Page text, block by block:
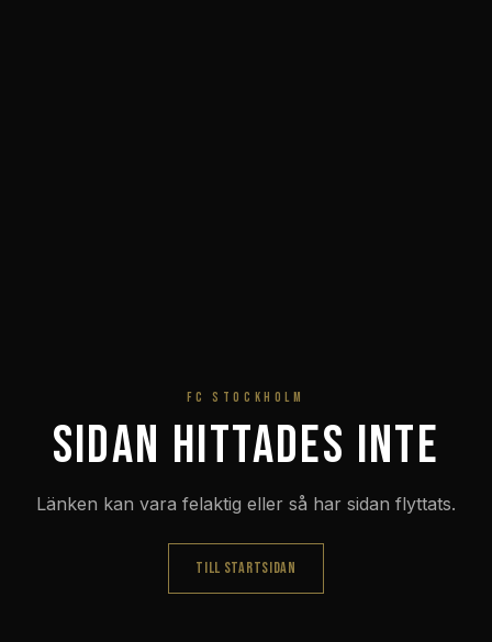
FC STOCKHOLM
Sidan hittades inte
Länken kan vara felaktig eller så har sidan flyttats.
TILL STARTSIDAN